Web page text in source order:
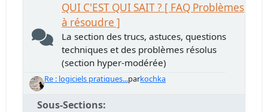
QUI C'EST QUI SAIT ? [ FAQ Problèmes
à résoudre ]
La section des trucs, astuces, questions
techniques et des problèmes résolus
(section hyper-modérée)
Re : logiciels pratiques...parkochka
Sous-Sections